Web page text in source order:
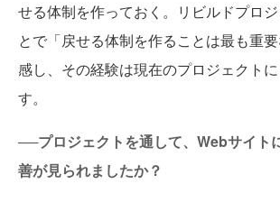
せる体制を作っておく。リビルドプロ
とで「戻せる体制を作ることは最も重
感し、その経験は現在のプロジェクト
す。
──プロジェクトを通して、Webサイト
善が見られましたか？